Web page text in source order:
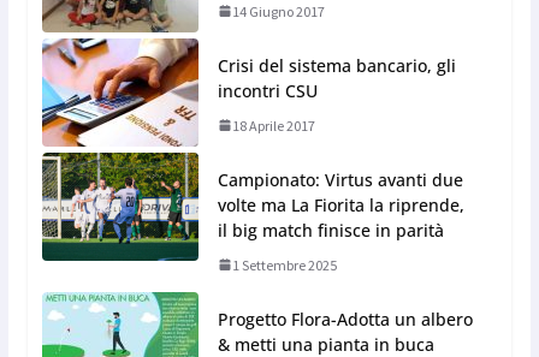
14 Giugno 2017
Crisi del sistema bancario, gli
incontri CSU
18 Aprile 2017
Campionato: Virtus avanti due
volte ma La Fiorita la riprende,
il big match finisce in parità
1 Settembre 2025
Progetto Flora-Adotta un albero
& metti una pianta in buca